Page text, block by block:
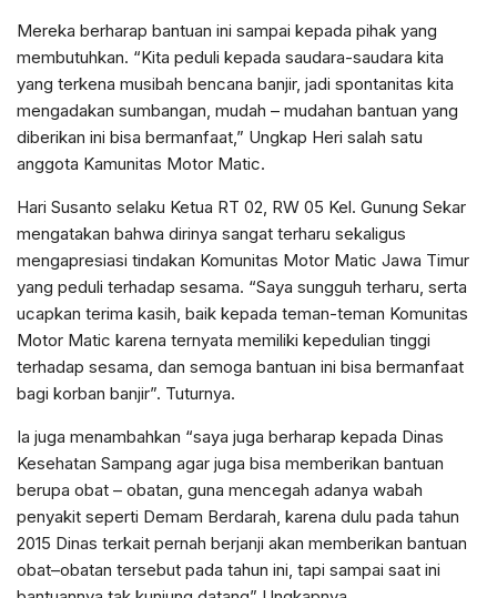
Mereka berharap bantuan ini sampai kepada pihak yang
membutuhkan. “Kita peduli kepada saudara-saudara kita
yang terkena musibah bencana banjir, jadi spontanitas kita
mengadakan sumbangan, mudah – mudahan bantuan yang
diberikan ini bisa bermanfaat,” Ungkap Heri salah satu
anggota Kamunitas Motor Matic.
Hari Susanto selaku Ketua RT 02, RW 05 Kel. Gunung Sekar
mengatakan bahwa dirinya sangat terharu sekaligus
mengapresiasi tindakan Komunitas Motor Matic Jawa Timur
yang peduli terhadap sesama. “Saya sungguh terharu, serta
ucapkan terima kasih, baik kepada teman-teman Komunitas
Motor Matic karena ternyata memiliki kepedulian tinggi
terhadap sesama, dan semoga bantuan ini bisa bermanfaat
bagi korban banjir”. Tuturnya.
Ia juga menambahkan “saya juga berharap kepada Dinas
Kesehatan Sampang agar juga bisa memberikan bantuan
berupa obat – obatan, guna mencegah adanya wabah
penyakit seperti Demam Berdarah, karena dulu pada tahun
2015 Dinas terkait pernah berjanji akan memberikan bantuan
obat–obatan tersebut pada tahun ini, tapi sampai saat ini